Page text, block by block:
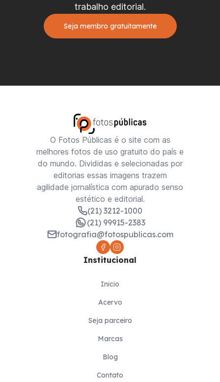
trabalho editorial.
Seja membro gratuitamente
O Fotos Públicas é o site com as
melhores fotos de uso gratuito do país e
do mundo. Divididas e selecionadas por
editorias essas imagens trazem
agilidade jornalística com apurado senso
estético e editorial.
(21) 3212-1000
(21) 99915-2383
fotografia@fotospublicas.com
Institucional
Inicio
Acervo
Seja parceiro
Marcas
Blog
Contato